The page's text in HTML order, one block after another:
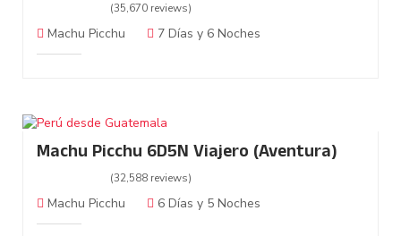
(35,670 reviews)
Machu Picchu 7 Días y 6 Noches
Machu Picchu 6D5N Viajero (Aventura)
(32,588 reviews)
Machu Picchu 6 Días y 5 Noches